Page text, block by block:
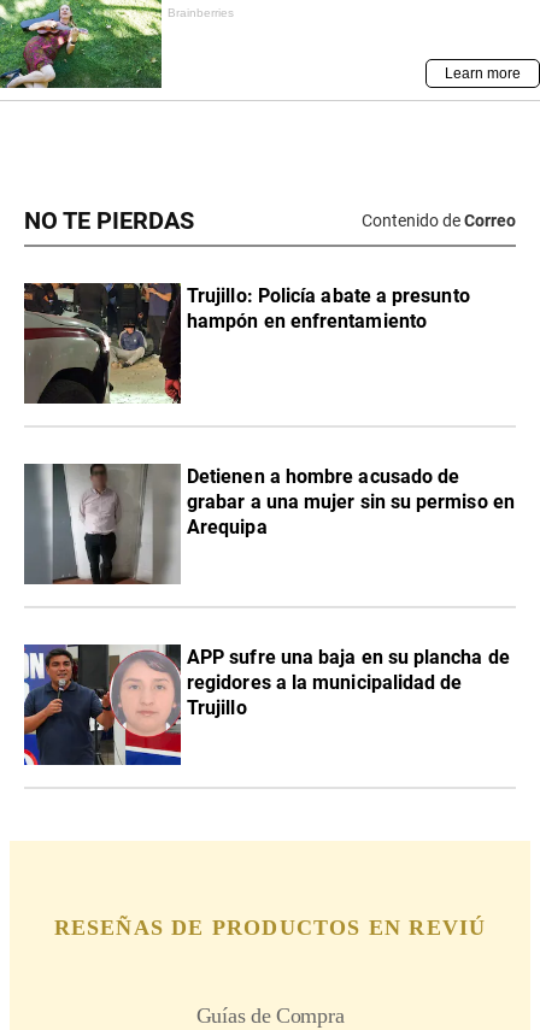
NO TE PIERDAS Contenido deCorreo
Trujillo: Policía abate a presunto
hampón en enfrentamiento
Detienen a hombre acusado de
grabar a una mujer sin su permiso en
Arequipa
APP sufre una baja en su plancha de
regidores a la municipalidad de
Trujillo